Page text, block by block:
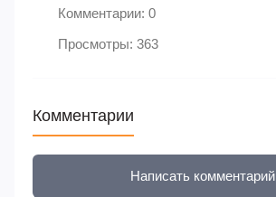
Комментарии: 0
Просмотры: 363
Комментарии
Написать комментарий